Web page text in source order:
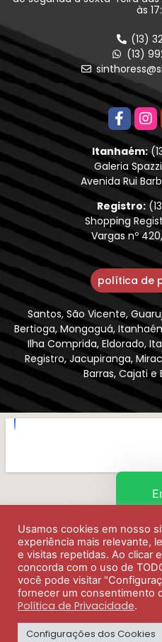
às
(13)
(13)
Itanhaém:
Galeria
Avenida Rui
Registro:
Shopping
Vargas nº
política de
Santos, São Vicente,
Bertioga, Mongaguá,
Ilha Comprida, Eldorado,
Registro, Jacupiranga,
Barras, Cajati e
Usamos cookies em nosso
experiência mais relevante,
e visitas repetidas. Ao clicar
concorda com o uso de
você pode visitar
fornecer um consentimento
Política de Privacidade.
Configurações dos Cookies
Olá,